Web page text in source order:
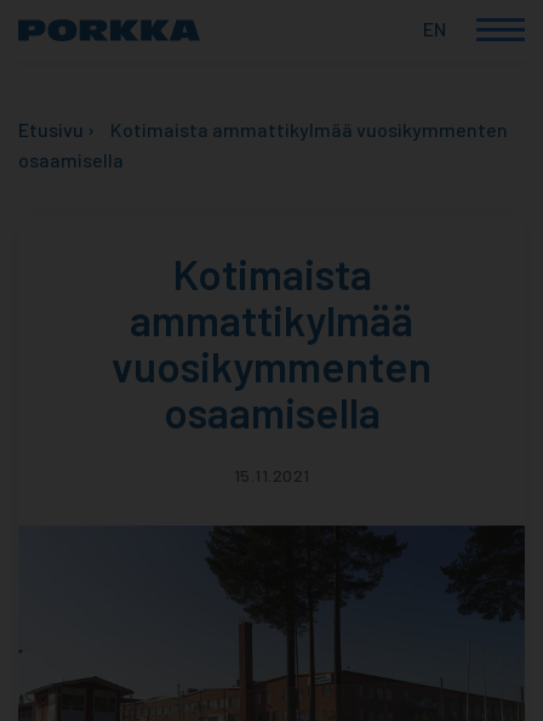
content
Korkealaatuiset
EN
Etusivu ›
Kotimaista ammattikylmää vuosikymmenten
osaamisella
Kotimaista
ammattikylmää
vuosikymmenten
osaamisella
15.11.2021